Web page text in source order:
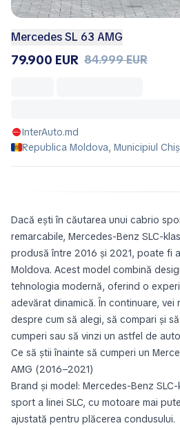
Mercedes SL 63 AMG
79.900 EUR 84.999 EUR
InterAuto.md
Republica Moldova, Municipiul
Dacă ești în căutarea unui cabrio
remarcabile, Mercedes-Benz SLC-
produsă între 2016 și 2021, poate fi
Moldova. Acest model combină
tehnologia modernă, oferind o
adevărat dinamică. În continuare, vei
despre cum să alegi, să compari și
cumperi sau să vinzi un astfel de
Ce să știi înainte să cumperi un
AMG (2016–2021)
Brand și model: Mercedes-Benz
sport a linei SLC, cu motoare mai
ajustată pentru plăcerea condusului.